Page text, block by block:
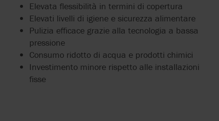
Elevata flessibilità in termini di copertura
Elevati livelli di igiene e sicurezza alimentare
Pulizia efficace grazie alla tecnologia a bassa
pressione
Consumo ridotto di acqua e prodotti chimici
Investimento minore rispetto alle installazioni
fisse